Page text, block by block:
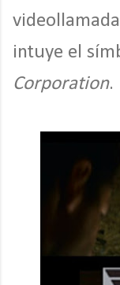
intuye el
Corporation.